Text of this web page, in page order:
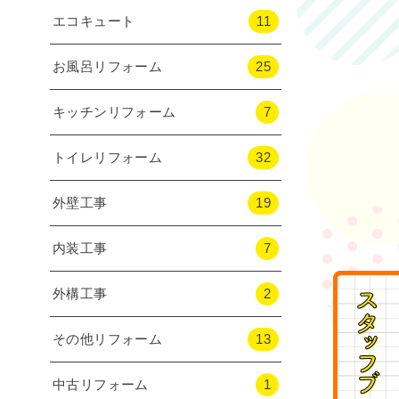
エコキュート 11
お風呂リフォーム 25
キッチンリフォーム 7
トイレリフォーム 32
外壁工事 19
内装工事 7
外構工事 2
その他リフォーム 13
中古リフォーム 1